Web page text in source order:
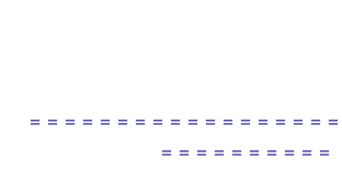
＝＝＝＝＝＝＝＝＝＝＝＝＝＝＝＝＝
＝＝＝＝＝＝＝＝＝＝